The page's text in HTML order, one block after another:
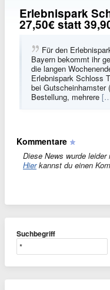
Erlebnispark
27,50€ statt
Für den
Bayern bekommt ihr
die langen
Erlebnispark Schloss
bei Gutscheinhamster
Bestellung, mehrere
Kommentare
Diese News wurde
Hierkannst du einen
Suchbegriff